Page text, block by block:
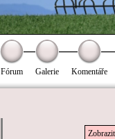
Fórum Galerie Komentáře